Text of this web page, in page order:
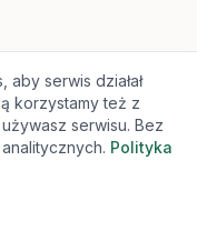
serwis działał
korzystamy też z
serwisu. Bez
Polityka